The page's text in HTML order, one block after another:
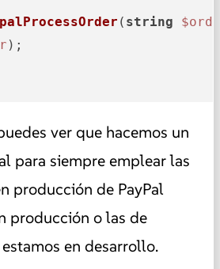
( string
);
ver que hacemos un
para siempre emplear las
producción de PayPal
producción o las de
en desarrollo.